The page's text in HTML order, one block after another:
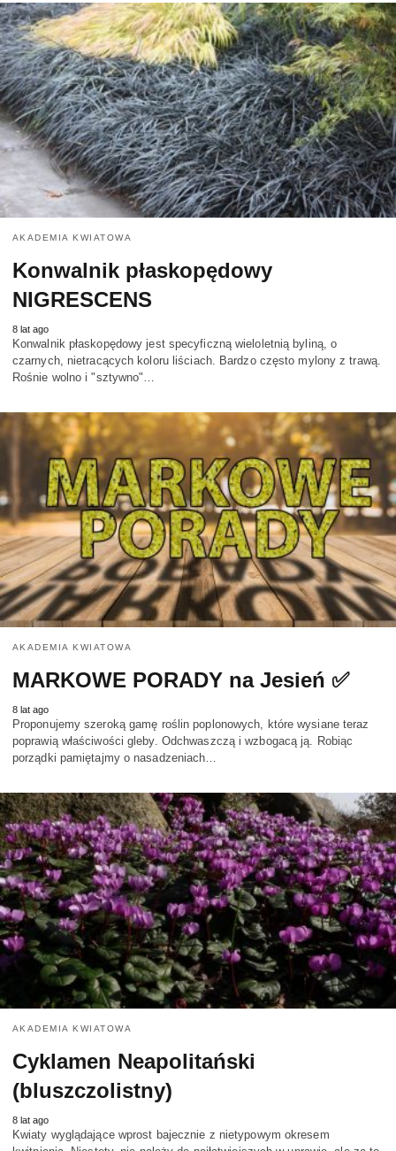
AKADEMIA KWIATOWA
Konwalnik płaskopędowy
NIGRESCENS
8 lat ago
Konwalnik płaskopędowy jest specyficzną wieloletnią byliną, o
czarnych, nietracących koloru liściach. Bardzo często mylony z trawą.
Rośnie wolno i "sztywno"…
AKADEMIA KWIATOWA
MARKOWE PORADY na Jesień ✅
8 lat ago
Proponujemy szeroką gamę roślin poplonowych, które wysiane teraz
poprawią właściwości gleby. Odchwaszczą i wzbogacą ją. Robiąc
porządki pamiętajmy o nasadzeniach…
AKADEMIA KWIATOWA
Cyklamen Neapolitański
(bluszczolistny)
8 lat ago
Kwiaty wyglądające wprost bajecznie z nietypowym okresem